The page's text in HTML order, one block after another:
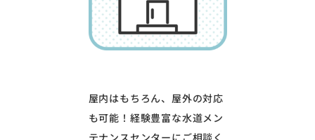
屋内はもちろん、屋外の対応
も可能！経験豊富な水道メン